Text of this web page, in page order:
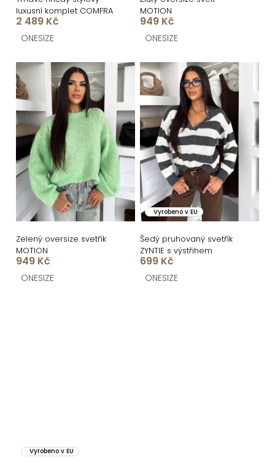
k
ů
luxusní komplet COMFRA
2 489 Kč
ONESIZE
MOTION
949 Kč
ONESIZE
Zelený oversize svetřík
MOTION
949 Kč
ONESIZE
Vyrobeno v EU
Šedý pruhovaný svetřík
ZYNTIE s výstřihem
699 Kč
ONESIZE
Vyrobeno v EU